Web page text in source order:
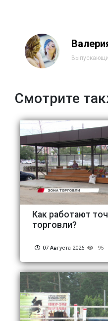
Смотрите
Как работают
торговли?
07 Августа 2026 95